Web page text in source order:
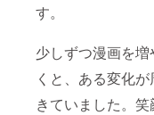
す。
少しずつ漫画を増
くと、ある変化
きていました。